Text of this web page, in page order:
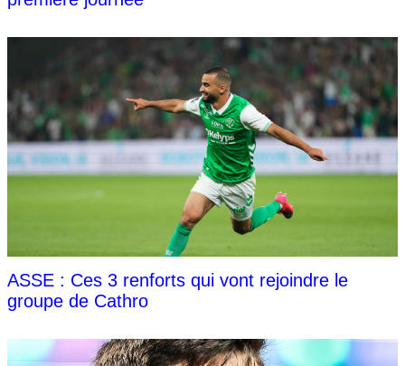
ASSE : Ces 3 renforts qui vont rejoindre le
groupe de Cathro